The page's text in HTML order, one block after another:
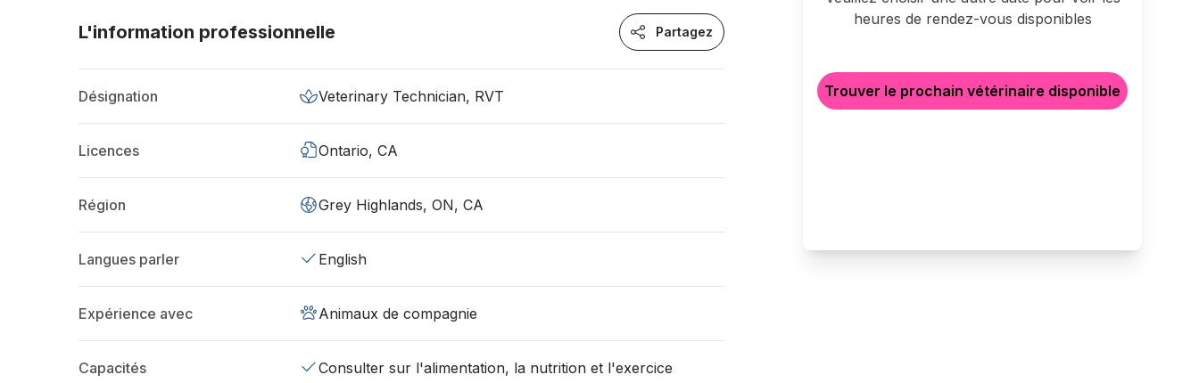
L'information professionnelle Partagez
Désignation Veterinary Technician, RVT
Licences Ontario, CA
Région Grey Highlands, ON, CA
Langues parler English
Expérience avec Animaux de compagnie
Capacités
Consulter sur l'alimentation, la nutrition et l'exercice
heures de rendez-vous disponibles
Trouver le prochain vétérinaire disponible